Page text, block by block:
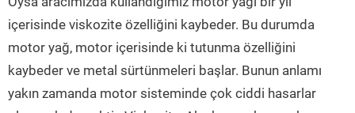
içerisinde viskozite özelliğini kaybeder. Bu durumda
motor yağ, motor içerisinde ki tutunma özelliğini
kaybeder ve metal sürtünmeleri başlar. Bunun anlamı
yakın zamanda motor sisteminde çok ciddi hasarlar